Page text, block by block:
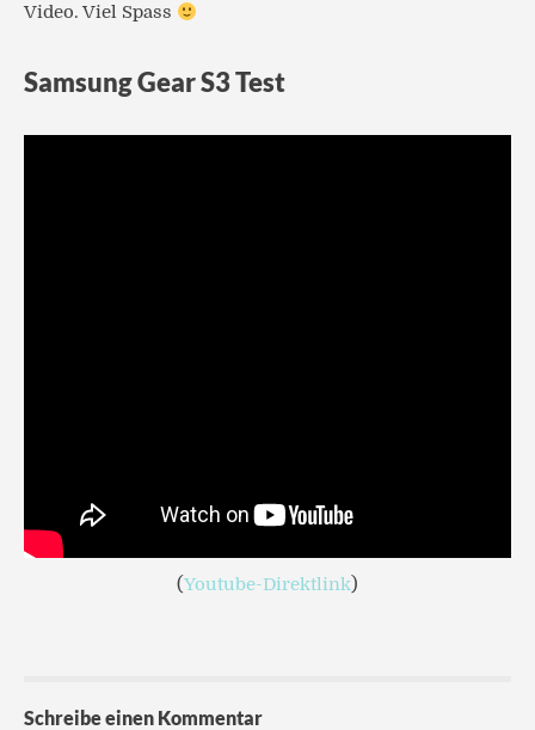
Video. Viel Spass
Samsung Gear S3 Test
(Youtube-Direktlink)
Schreibe einen Kommentar